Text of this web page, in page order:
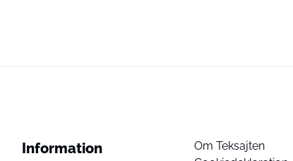
Information
Om Teksajten